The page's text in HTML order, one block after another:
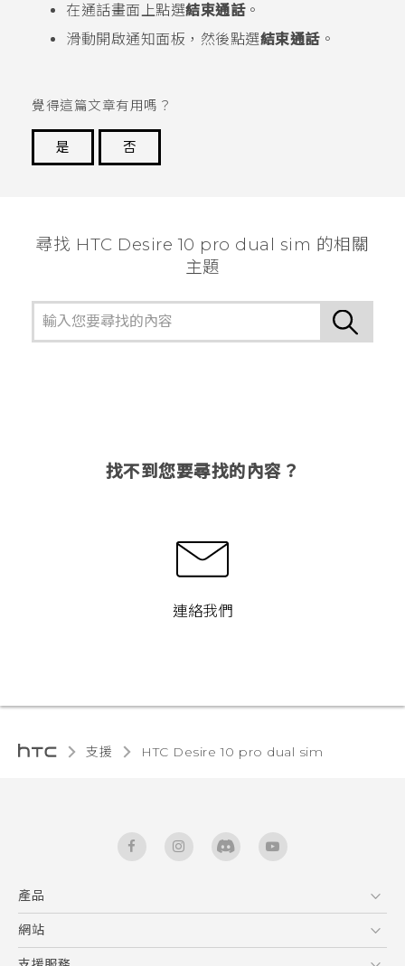
在通話畫面上點選結束通話。
滑動開啟通知面板，然後點選結束通話。
覺得這篇文章有用嗎？
是
否
尋找 HTC Desire 10 pro dual sim 的相關
主題
找不到您要尋找的內容？
連絡我們
支援 HTC Desire 10 pro dual sim‎
產品
5G
智能手機
網站
HTC Dev